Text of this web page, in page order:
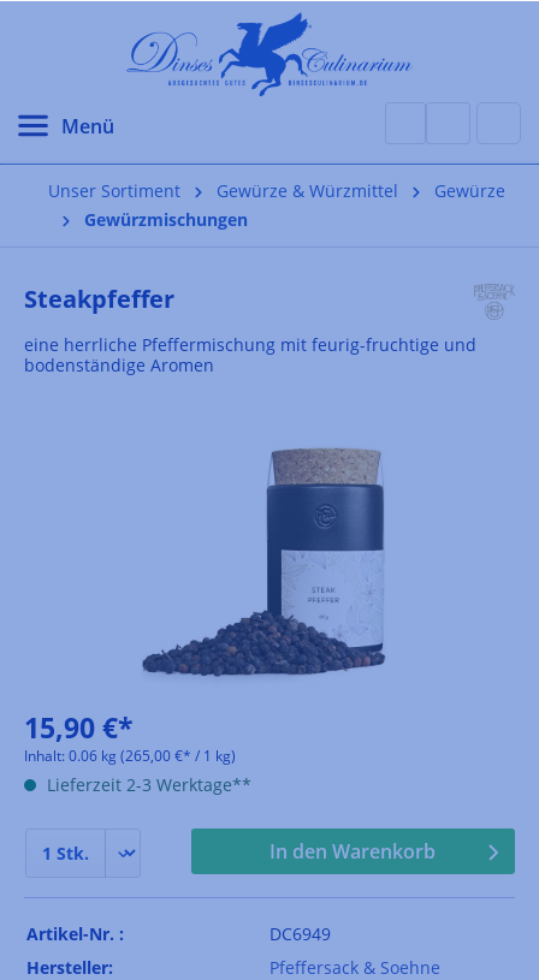
Unser Sortiment Gewürze & Würzmittel
Gewürze
Gewürzmischungen
Steakpfeffer
eine herrliche Pfeffermischung mit feurig-fruchtige und
bodenständige Aromen
15,90 €*
Inhalt: 0.06 kg (265,00 €* / 1 kg)
Lieferzeit 2-3 Werktage**
In den Warenkorb
Artikel-Nr. :
DC6949
Hersteller:
Pfeffersack & Soehne